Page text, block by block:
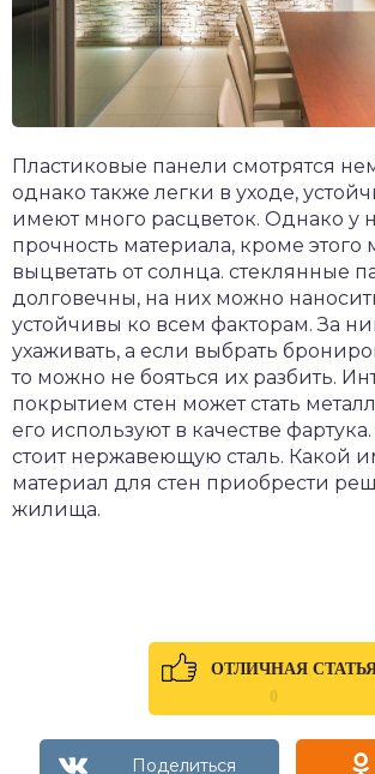
Пластиковые панели смотрятся
однако также легки в уходе,
имеют много расцветок. Однако у
прочность материала, кроме этого
выцветать от солнца. стеклянные
долговечны, на них можно
устойчивы ко всем факторам. За
ухаживать, а если выбрать
то можно не бояться их разбить.
покрытием стен может стать
его используют в качестве
стоит нержавеющую сталь. Какой
материал для стен приобрести
жилища.
ОТЛИЧНАЯ
0